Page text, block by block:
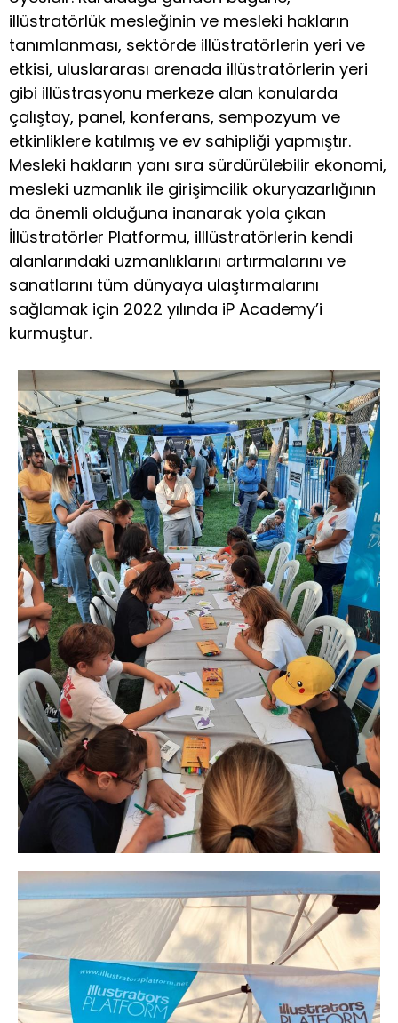
illüstratörlük mesleğinin ve mesleki hakların
tanımlanması, sektörde illüstratörlerin yeri ve
etkisi, uluslararası arenada illüstratörlerin yeri
gibi illüstrasyonu merkeze alan konularda
çalıştay, panel, konferans, sempozyum ve
etkinliklere katılmış ve ev sahipliği yapmıştır.
Mesleki hakların yanı sıra sürdürülebilir ekonomi,
mesleki uzmanlık ile girişimcilik okuryazarlığının
da önemli olduğuna inanarak yola çıkan
İllüstratörler Platformu, illlüstratörlerin kendi
alanlarındaki uzmanlıklarını artırmalarını ve
sanatlarını tüm dünyaya ulaştırmalarını
sağlamak için 2022 yılında iP Academy’i
kurmuştur.